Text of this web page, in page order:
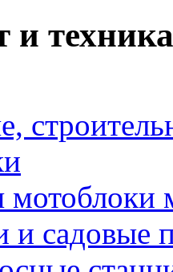
и
мотоблоки
и садовые